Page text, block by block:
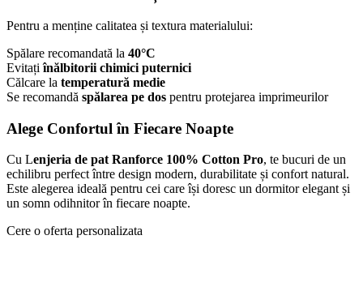
Pentru a menține calitatea și textura materialului:
Spălare recomandată la 40°C
Evitațiînălbitorii chimici puternici
Călcare la temperatură medie
Se recomandă spălarea pe dos pentru protejarea imprimeurilor
Alege Confortul în Fiecare Noapte
Cu Lenjeria de pat Ranforce 100% Cotton Pro, te bucuri de un
echilibru perfect între design modern, durabilitate și confort natural.
Este alegerea ideală pentru cei care își doresc un dormitor elegant și
un somn odihnitor în fiecare noapte.
Cere o oferta personalizata